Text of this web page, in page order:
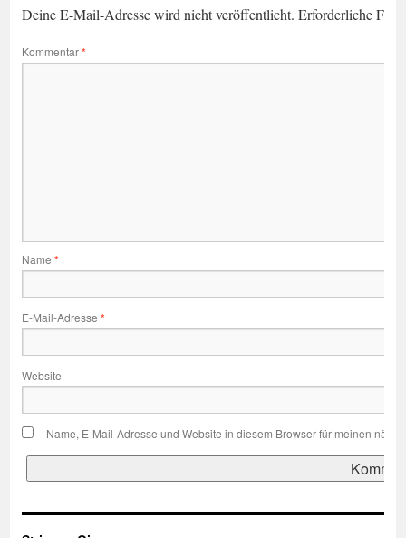
Deine E-Mail-Adresse wird nicht veröffentlicht. Erforderliche
Kommentar*
Name *
E-Mail-Adresse *
Website
Name, E-Mail-Adresse und Website in diesem Browser für meinen